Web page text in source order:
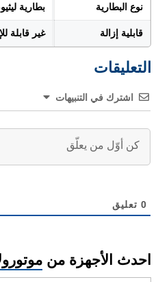
نوع البطارية بطارية
قابلية إزالة غير قابلة
التعليقات
اشترك في التنبيهات
0 تعليق
احدث الأجهزة من